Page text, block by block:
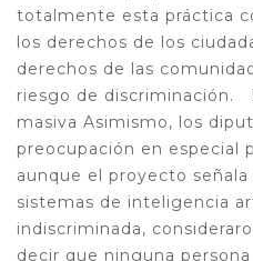
totalmente esta práctica
los derechos de los
derechos de las
riesgo de discriminación.
masiva Asimismo, los
preocupación en especial
aunque el proyecto
sistemas de inteligencia
indiscriminada,
decir que ninguna